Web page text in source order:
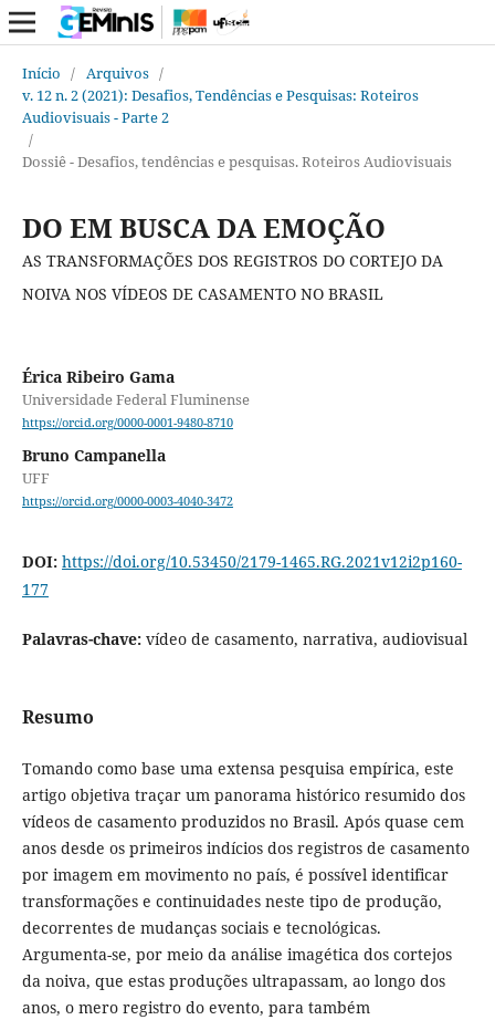
Início / Arquivos /
v. 12 n. 2 (2021): Desafios, Tendências e Pesquisas: Roteiros
Audiovisuais - Parte 2
/
Dossiê - Desafios, tendências e pesquisas. Roteiros Audiovisuais
DO EM BUSCA DA EMOÇÃO
AS TRANSFORMAÇÕES DOS REGISTROS DO CORTEJO DA
NOIVA NOS VÍDEOS DE CASAMENTO NO BRASIL
Érica Ribeiro Gama
Universidade Federal Fluminense
https://orcid.org/0000-0001-9480-8710
Bruno Campanella
UFF
https://orcid.org/0000-0003-4040-3472
DOI: https://doi.org/10.53450/2179-1465.RG.2021v12i2p160-
177
Palavras-chave: vídeo de casamento, narrativa, audiovisual
Resumo
Tomando como base uma extensa pesquisa empírica, este
artigo objetiva traçar um panorama histórico resumido dos
vídeos de casamento produzidos no Brasil. Após quase cem
anos desde os primeiros indícios dos registros de casamento
por imagem em movimento no país, é possível identificar
transformações e continuidades neste tipo de produção,
decorrentes de mudanças sociais e tecnológicas.
Argumenta-se, por meio da análise imagética dos cortejos
da noiva, que estas produções ultrapassam, ao longo dos
anos, o mero registro do evento, para também